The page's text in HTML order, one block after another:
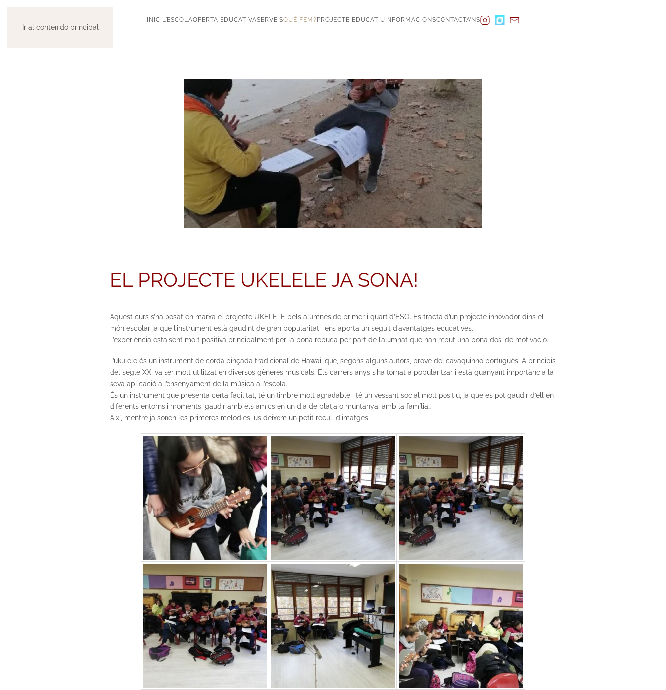
Ir al contenido principal
INICI L'ESCOLAOFERTA EDUCATIVASERVEISQUÈ FEM? PROJECTE EDUCATIU INFORMACIONSCONTACTA’NS
EL PROJECTE UKELELE JA SONA!
Aquest curs s’ha posat en marxa el projecte UKELELE pels alumnes de primer i quart d’ESO. Es tracta d’un projecte innovador dins el
món escolar ja que l’instrument està gaudint de gran popularitat i ens aporta un seguit d’avantatges educatives.
L’experiència està sent molt positiva principalment per la bona rebuda per part de l’alumnat que han rebut una bona dosi de motivació.
L’ukulele és un instrument de corda pinçada tradicional de Hawaii que, segons alguns autors, prové del cavaquinho portuguès. A principis
del segle XX, va ser molt utilitzat en diversos gèneres musicals. Els darrers anys s’ha tornat a popularitzar i està guanyant importància la
seva aplicació a l’ensenyament de la música a l’escola.
És un instrument que presenta certa facilitat, té un timbre molt agradable i té un vessant social molt positiu, ja que es pot gaudir d’ell en
diferents entorns i moments, gaudir amb els amics en un dia de platja o muntanya, amb la família…
Així, mentre ja sonen les primeres melodies, us deixem un petit recull d’imatges